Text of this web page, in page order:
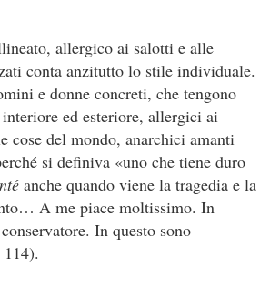
allergico ai salotti e alle
conta anzitutto lo stile individuale.
e donne concreti, che tengono
ed esteriore, allergici ai
cose del mondo, anarchici amanti
si definiva «uno che tiene duro
anche quando viene la tragedia e la
A me piace moltissimo. In
In questo sono